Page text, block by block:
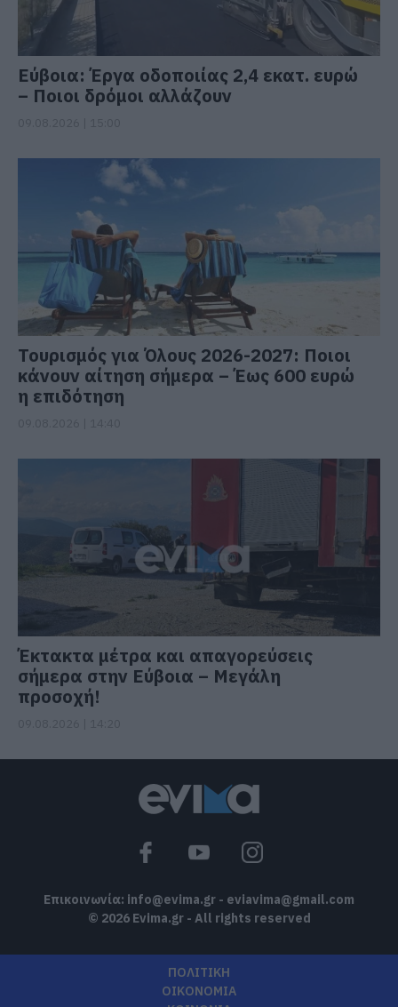
Εύβοια: Έργα οδοποιίας 2,4 εκατ. ευρώ
– Ποιοι δρόμοι αλλάζουν
Τουρισμός για Όλους 2026-2027: Ποιοι
κάνουν αίτηση σήμερα – Έως 600 ευρώ
η επιδότηση
Έκτακτα μέτρα και απαγορεύσεις
σήμερα στην Εύβοια – Μεγάλη
προσοχή!
Επικοινωνία: info@evima.gr - eviavima@gmail.com
© 2026 Evima.gr - All rights reserved
ΠΟΛΙΤΙΚΗ
ΟΙΚΟΝΟΜΙΑ